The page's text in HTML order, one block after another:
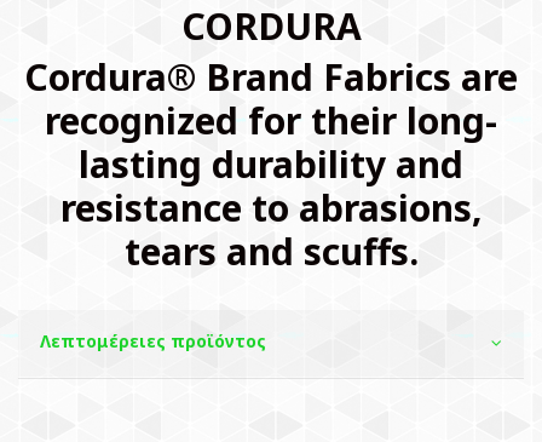
CORDURA
Cordura® Brand Fabrics are
recognized for their long-
lasting durability and
resistance to abrasions,
tears and scuffs.
Λεπτομέρειες προϊόντος